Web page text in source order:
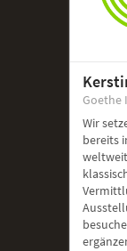
Goethe
Wir
bereits